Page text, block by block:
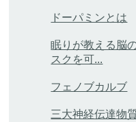
ドーパミンとは
眠りが教える脳
スクを可...
フェノブカルブ
三大神経伝達物